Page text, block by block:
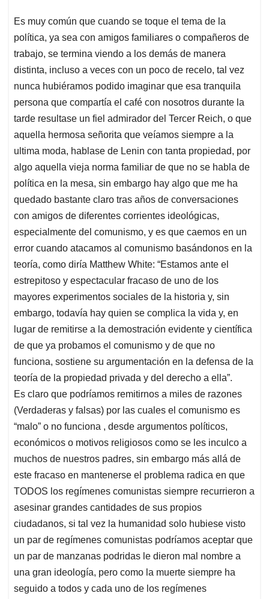
p
p
o
k
I
n
s
Es muy común que cuando se toque el tema de la
política, ya sea con amigos familiares o compañeros de
trabajo, se termina viendo a los demás de manera
distinta, incluso a veces con un poco de recelo, tal vez
nunca hubiéramos podido imaginar que esa tranquila
persona que compartía el café con nosotros durante la
tarde resultase un fiel admirador del Tercer Reich, o que
aquella hermosa señorita que veíamos siempre a la
ultima moda, hablase de Lenin con tanta propiedad, por
algo aquella vieja norma familiar de que no se habla de
política en la mesa, sin embargo hay algo que me ha
quedado bastante claro tras años de conversaciones
con amigos de diferentes corrientes ideológicas,
especialmente del comunismo, y es que caemos en un
error cuando atacamos al comunismo basándonos en la
teoría, como diría Matthew White: “Estamos ante el
estrepitoso y espectacular fracaso de uno de los
mayores experimentos sociales de la historia y, sin
embargo, todavía hay quien se complica la vida y, en
lugar de remitirse a la demostración evidente y científica
de que ya probamos el comunismo y de que no
funciona, sostiene su argumentación en la defensa de la
teoría de la propiedad privada y del derecho a ella”.
Es claro que podríamos remitirnos a miles de razones
(Verdaderas y falsas) por las cuales el comunismo es
“malo” o no funciona , desde argumentos políticos,
económicos o motivos religiosos como se les inculco a
muchos de nuestros padres, sin embargo más allá de
este fracaso en mantenerse el problema radica en que
TODOS los regímenes comunistas siempre recurrieron a
asesinar grandes cantidades de sus propios
ciudadanos, si tal vez la humanidad solo hubiese visto
un par de regímenes comunistas podríamos aceptar que
un par de manzanas podridas le dieron mal nombre a
una gran ideología, pero como la muerte siempre ha
seguido a todos y cada uno de los regímenes